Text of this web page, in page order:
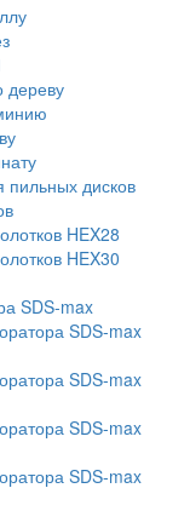
дереву
пильных дисков
HEX28
HEX30
SDS-max
SDS-max
SDS-max
SDS-max
SDS-max